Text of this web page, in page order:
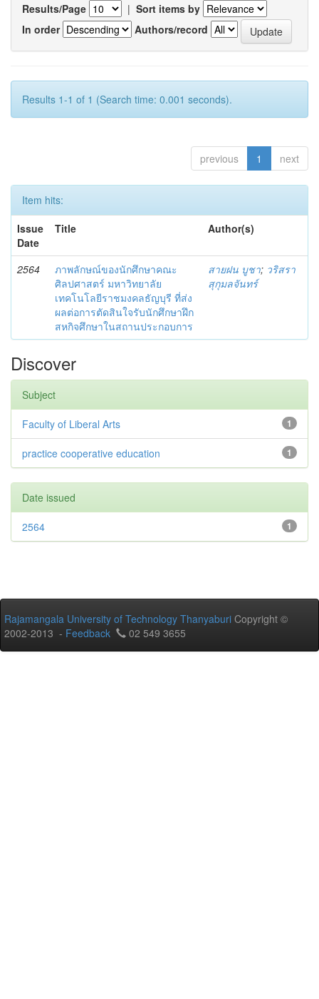
Results/Page | Sort items by
In order
Authors/record
Results 1-1 of 1 (Search time: 0.001 seconds).
previous 1 next
Item hits:
Issue
Date
Title Author(s)
2564
ภาพลักษณ์ของนักศึกษาคณะ
ศิลปศาสตร์ มหาวิทยาลัย
เทคโนโลยีราชมงคลธัญบุรี ที่ส่ง
ผลต่อการตัดสินใจรับนักศึกษาฝึก
สหกิจศึกษาในสถานประกอบการ
สายฝน บูชา; วริสรา
สุกุมลจันทร์
Discover
Subject
1
Faculty of Liberal Arts
1
practice cooperative education
Date issued
1
2564
Rajamangala University of Technology Thanyaburi Copyright ©
2002-2013 - Feedback 02 549 3655